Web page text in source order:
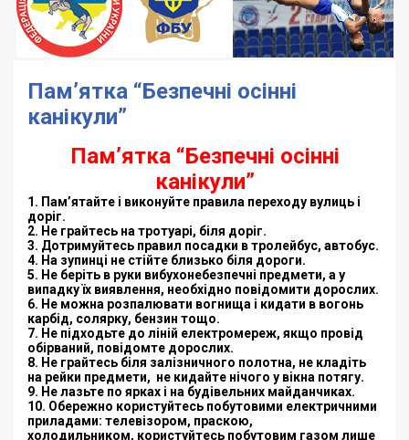
Пам’ятка “Безпечні осінні
канікули”
Пам’ятка “Безпечні осінні
канікули”
1. Пам’ятайте і виконуйте правила переходу вулиць і
доріг.
2. Не грайтесь на тротуарі, біля доріг.
3. Дотримуйтесь правил посадки в тролейбус, автобус.
4. На зупинці не стійте близько біля дороги.
5. Не беріть в руки вибухонебезпечні предмети, а у
випадку їх виявлення, необхідно повідомити дорослих.
6. Не можна розпалювати вогнища і кидати в вогонь
карбід, солярку, бензин тощо.
7. Не підходьте до ліній електромереж, якщо провід
обірваний, повідомте дорослих.
8. Не грайтесь біля залізничного полотна, не кладіть
на рейки предмети, не кидайте нічого у вікна потягу.
9. Не лазьте по ярках і на будівельних майданчиках.
10. Обережно користуйтесь побутовими електричними
приладами: телевізором, праскою,
холодильником, користуйтесь побутовим газом лише